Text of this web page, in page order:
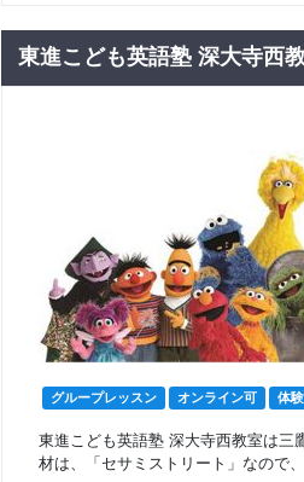
Kコース(幼児)コア
グループレッ
8,800 円(
回数：4 / 1セ
16,500
回数：8 / 1
Kコース(幼児)エキ
スプレス
グループレッ
17,600
回数：8 / 1セ
コア
グループレッ
8,800 円(
グループレッ
東進こども英語塾 深大寺西
グループレッスン オンライン可 体
東進こども英語塾 深大寺西教室は三
材は、「セサミストリート」なので